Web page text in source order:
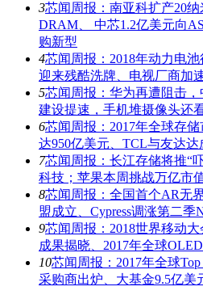
3芯闻周报：南亚科扩产20纳
DRAM、 中芯1.2亿美元向
购新型
4芯闻周报：2018年动力电
迎来残酷洗牌、电视厂商加
5芯闻周报：华为再遭阻击，
建设提速，手机堆摄像头还
6芯闻周报：2017年全球存
达950亿美元、TCL与友达达
7芯闻周报：长江存储将推“
科技；苹果本周挑战万亿市
8芯闻周报：全国首个AR无
盟成立、Cypress调涨第二季
9芯闻周报：2018世界移动
成果揭晓、2017年全球
10芯闻周报：2017年全球
采购商出炉、大基金9.5亿美